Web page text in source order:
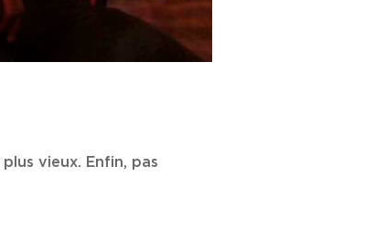
vieux. Enfin, pas